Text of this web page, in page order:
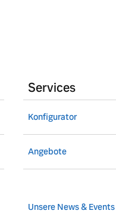
Services
Konfigurator
Angebote
Unsere News & Events